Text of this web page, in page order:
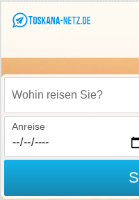
Wohin reisen Sie?
Anreise